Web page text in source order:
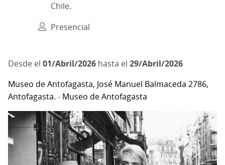
Chile.
Presencial
01/Abril/2026 hasta el 29/Abril/2026
Museo de Antofagasta, José Manuel Balmaceda 2786,
Antofagasta. - Museo de Antofagasta